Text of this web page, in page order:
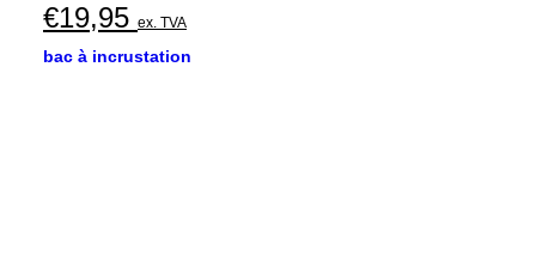
€19,95 ex. TVA
bac à incrustation